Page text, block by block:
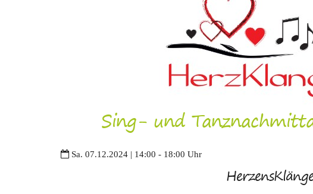
Sing- und
Sa. 07.12.2024 | 14:00 - 18:00 Uhr